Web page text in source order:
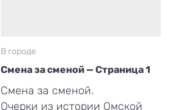
В городе
Смена за сменой — Страница 1
Смена за сменой.
Очерки из истории Омской